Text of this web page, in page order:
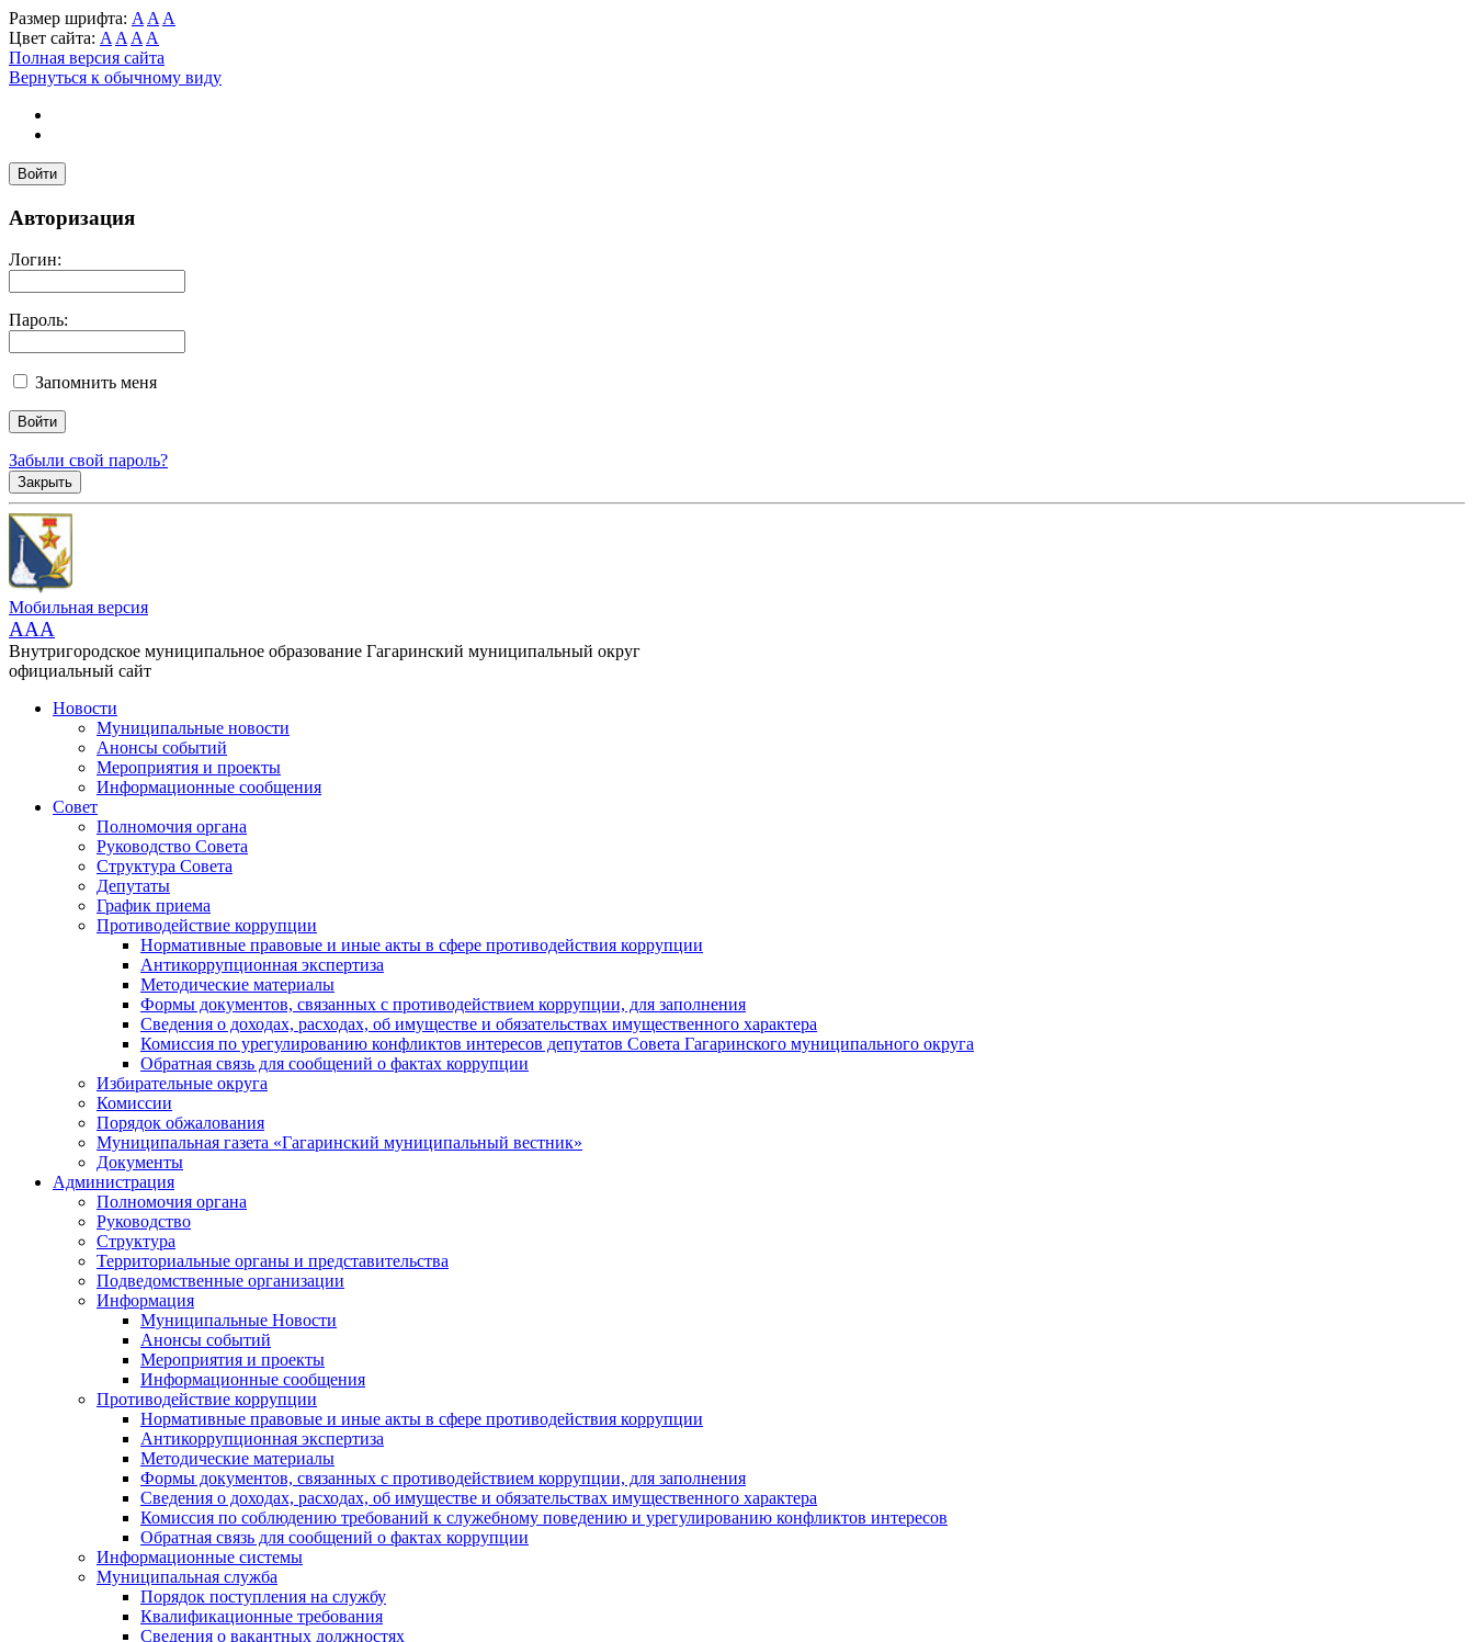
Размер шрифта: A A A
Цвет сайта: A A A A
Полная версия сайта
Вернуться к обычному виду
Войти
Авторизация
Логин:
Пароль:
Запомнить меня
Забыли свой пароль?
Закрыть
Мобильная версия
AAA
Внутригородское муниципальное образование Гагаринский муниципальный округ
официальный сайт
Новости
Муниципальные новости
Анонсы событий
Мероприятия и проекты
Информационные сообщения
Совет
Полномочия органа
Руководство Совета
Структура Совета
Депутаты
График приема
Противодействие коррупции
Нормативные правовые и иные акты в сфере противодействия коррупции
Антикоррупционная экспертиза
Методические материалы
Формы документов, связанных с противодействием коррупции, для заполнения
Сведения о доходах, расходах, об имуществе и обязательствах имущественного характера
Комиссия по урегулированию конфликтов интересов депутатов Совета Гагаринского муниципального округа
Обратная связь для сообщений о фактах коррупции
Избирательные округа
Комиссии
Порядок обжалования
Муниципальная газета «Гагаринский муниципальный вестник»
Документы
Администрация
Полномочия органа
Руководство
Структура
Территориальные органы и представительства
Подведомственные организации
Информация
Муниципальные Новости
Анонсы событий
Мероприятия и проекты
Информационные сообщения
Противодействие коррупции
Нормативные правовые и иные акты в сфере противодействия коррупции
Антикоррупционная экспертиза
Методические материалы
Формы документов, связанных с противодействием коррупции, для заполнения
Сведения о доходах, расходах, об имуществе и обязательствах имущественного характера
Комиссия по соблюдению требований к служебному поведению и урегулированию конфликтов интересов
Обратная связь для сообщений о фактах коррупции
Информационные системы
Муниципальная служба
Порядок поступления на службу
Квалификационные требования
Сведения о вакантных должностях